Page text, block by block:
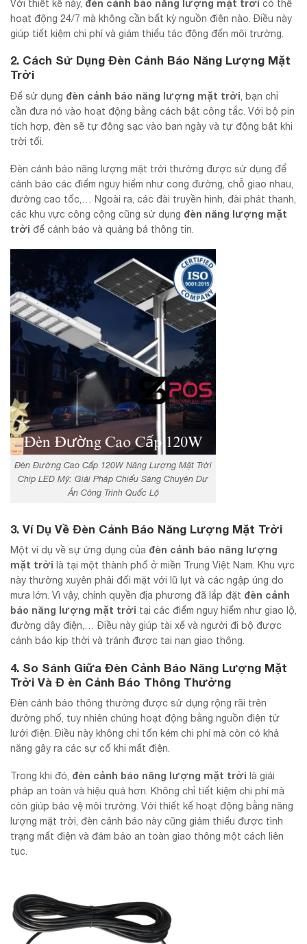
Với thiết kế này, đèn cảnh báo năng lượng mặt trời có thể
hoạt động 24/7 mà không cần bất kỳ nguồn điện nào. Điều này
giúp tiết kiệm chi phí và giảm thiểu tác động đến môi trường.
2. Cách Sử Dụng Đèn Cảnh Báo Năng Lượng Mặt
Trời
Để sử dụng đèn cảnh báo năng lượng mặt trời , bạn chỉ
cần đưa nó vào hoạt động bằng cách bật công tắc. Với bộ pin
tích hợp, đèn sẽ tự động sạc vào ban ngày và tự động bật khi
trời tối.
Đèn cảnh báo năng lượng mặt trời thường được sử dụng để
cảnh báo các điểm nguy hiểm như cong đường, chỗ giao nhau,
đường cao tốc,… Ngoài ra, các đài truyền hình, đài phát thanh,
các khu vực công cộng cũng sử dụng đèn năng lượng mặt
trời để cảnh báo và quảng bá thông tin.
Đèn Đường Cao Cấp 120W Năng Lượng Mặt Trời
Chip LED Mỹ: Giải Pháp Chiếu Sáng Chuyên Dự
Án Công Trình Quốc Lộ
3. Ví Dụ Về Đèn Cảnh Báo Năng Lượng Mặt Trời
Một ví dụ về sự ứng dụng của đèn cảnh báo năng lượng
mặt trời là tại một thành phố ở miền Trung Việt Nam. Khu vực
này thường xuyên phải đối mặt với lũ lụt và các ngập úng do
mưa lớn. Vì vậy, chính quyền địa phương đã lắp đặt đèn cảnh
báo năng lượng mặt trời tại các điểm nguy hiểm như giao lộ,
đường dây điện,… Điều này giúp tài xế và người đi bộ được
cảnh báo kịp thời và tránh được tai nạn giao thông.
4. So Sánh Giữa Đèn Cảnh Báo Năng Lượng Mặt
Trời Và Đ èn Cảnh Báo Thông Thường
Đèn cảnh báo thông thường được sử dụng rộng rãi trên
đường phố, tuy nhiên chúng hoạt động bằng nguồn điện từ
lưới điện. Điều này không chỉ tốn kém chi phí mà còn có khả
năng gây ra các sự cố khi mất điện.
Trong khi đó, đèn cảnh báo năng lượng mặt trời là giải
pháp an toàn và hiệu quả hơn. Không chỉ tiết kiệm chi phí mà
còn giúp bảo vệ môi trường. Với thiết kế hoạt động bằng năng
lượng mặt trời, đèn cảnh báo này cũng giảm thiểu được tình
trạng mất điện và đảm bảo an toàn giao thông một cách liên
tục.